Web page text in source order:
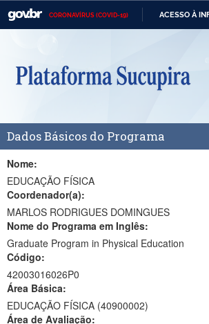
CORONAVÍRUS (COVID-19) ACESSO À
Casa Civil
Ministério da Defesa
Ministério da Economia
Ministério da Infraestrutura
Ministério da Agricultura, Pecuária e Abastecimento
Ministério da Educação
Ministério da Cidadania
Ministério da Saúde
Ministério de Minas e Energia
Dados Básicos do Programa
Nome:
EDUCAÇÃO FÍSICA
Coordenador(a):
MARLOS RODRIGUES DOMINGUES
Nome do Programa em Inglês:
Graduate Program in Physical Education
Código:
42003016026P0
Área Básica:
EDUCAÇÃO FÍSICA (40900002)
Área de Avaliação: